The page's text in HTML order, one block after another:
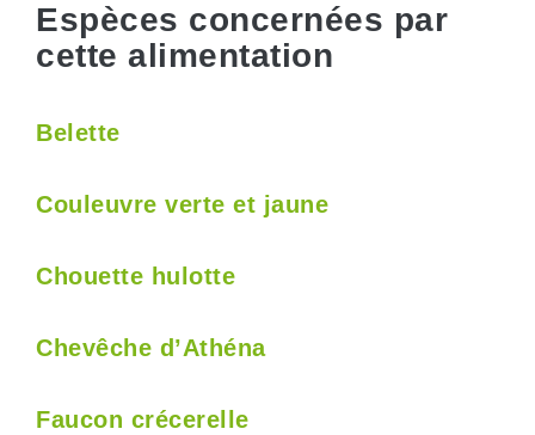
Espèces concernées par
cette alimentation
Belette
Couleuvre verte et jaune
Chouette hulotte
Chevêche d’Athéna
Faucon crécerelle